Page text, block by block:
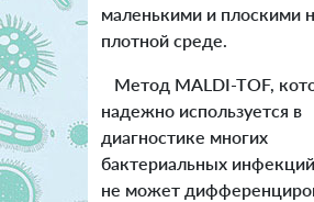
маленькими и плоскими
плотной среде.
Метод MALDI-TOF,
надежно используется в
диагностике многих
бактериальных
не может